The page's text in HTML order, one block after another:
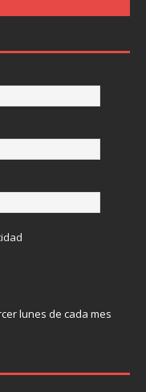
lunes de cada mes